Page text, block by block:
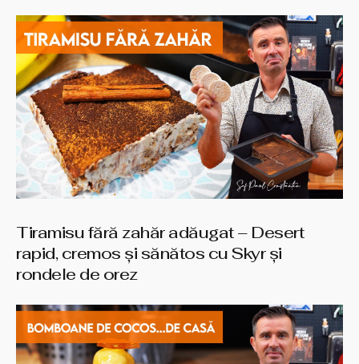
Tiramisu fără zahăr adăugat – Desert
rapid, cremos și sănătos cu Skyr și
rondele de orez